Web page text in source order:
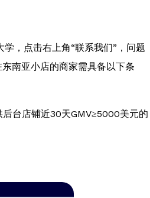
，点击右上角“联系我们”，问题
南亚小店的商家需具备以下条
台店铺近30天GMV≥5000美元的